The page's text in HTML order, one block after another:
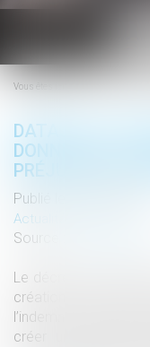
Vous êtes ici :
DATAJUST :
DONNÉES SUR
PRÉJUDICES
Publié le :
Actualités altajuris
Source :
Le décret n° 2020-
création d’une
l’indemnisation des
créer un